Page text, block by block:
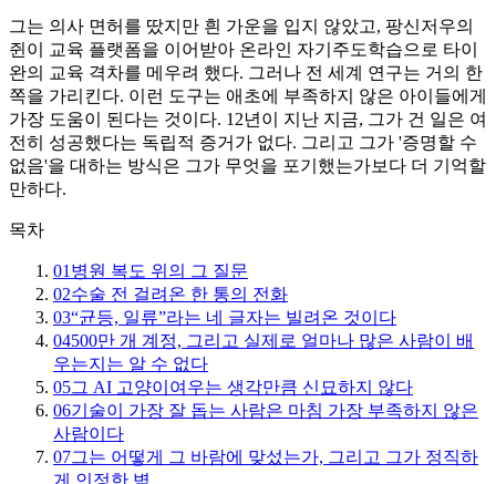
그는 의사 면허를 땄지만 흰 가운을 입지 않았고, 팡신저우의
쥔이 교육 플랫폼을 이어받아 온라인 자기주도학습으로 타이
완의 교육 격차를 메우려 했다. 그러나 전 세계 연구는 거의 한
쪽을 가리킨다. 이런 도구는 애초에 부족하지 않은 아이들에게
가장 도움이 된다는 것이다. 12년이 지난 지금, 그가 건 일은 여
전히 성공했다는 독립적 증거가 없다. 그리고 그가 '증명할 수
없음'을 대하는 방식은 그가 무엇을 포기했는가보다 더 기억할
만하다.
목차
01 병원 복도 위의 그 질문
02수술 전 걸려온 한 통의 전화
03“균등, 일류”라는 네 글자는 빌려온 것이다
04500만 개 계정, 그리고 실제로 얼마나 많은 사람이 배
우는지는 알 수 없다
05그 AI 고양이여우는 생각만큼 신묘하지 않다
06기술이 가장 잘 돕는 사람은 마침 가장 부족하지 않은
사람이다
07그는 어떻게 그 바람에 맞섰는가, 그리고 그가 정직하